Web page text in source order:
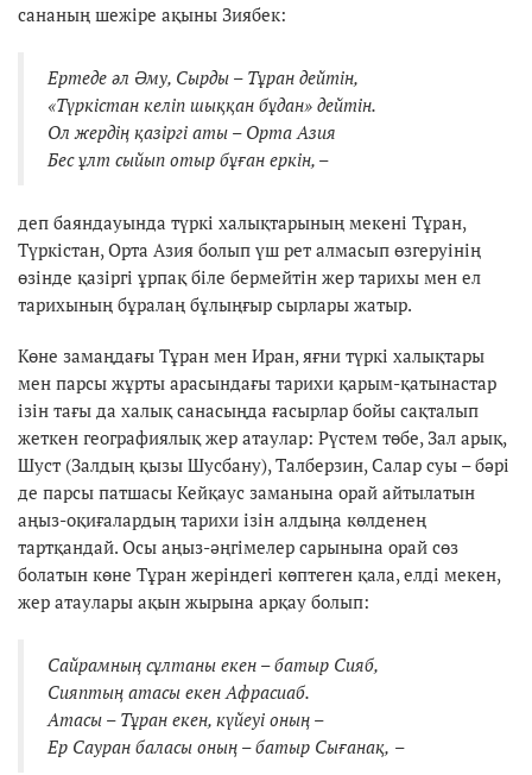
сананың шежіре ақыны Зиябек:
Ертеде әл Әму, Сырды – Тұран дейтін,
«Түркістан келіп шыққан бұдан» дейтін.
Ол жердің қазіргі аты – Орта Азия
Бес ұлт сыйып отыр бұған еркін, –
деп баяндауында түркі халықтарының мекені Тұран,
Түркістан, Орта Азия болып үш рет алмасып өзгеруінің
өзінде қазіргі ұрпақ біле бермейтін жер тарихы мен ел
тарихының бұралаң бұлыңғыр сырлары жатыр.
Көне замаңдағы Тұран мен Иран, яғни түркі халықтары
мен парсы жұрты арасындағы тарихи қарым-қатынастар
ізін тағы да халық санасыңда ғасырлар бойы сақталып
жеткен географиялық жер атаулар: Рүстем төбе, Зал арық,
Шуст (Залдың қызы Шусбану), Талберзин, Салар суы – бәрі
де парсы патшасы Кейқаус заманына орай айтылатын
аңыз-оқиғалардың тарихи ізін алдыңа көлденең
тартқандай. Осы аңыз-әңгімелер сарынына орай сөз
болатын көне Тұран жеріндегі көптеген қала, елді мекен,
жер атаулары ақын жырына арқау болып:
Сайрамның сұлтаны екен – батыр Сияб,
Сияптың атасы екен Афрасиаб.
Атасы – Тұран екен, күйеуі оның –
Ер Сауран баласы оның – батыр Сығанақ, –